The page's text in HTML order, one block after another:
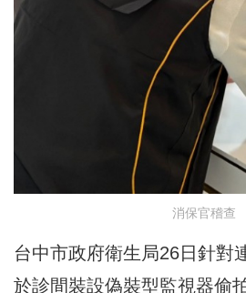
消保官稽查
台中市政府衛生局26日針對
於診間裝設偽裝型監視器偷